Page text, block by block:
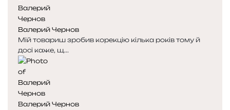
Валерий Чернов
Мій товариш зробив корекцію кілька років тому й
досі каже, щ...
Валерий Чернов